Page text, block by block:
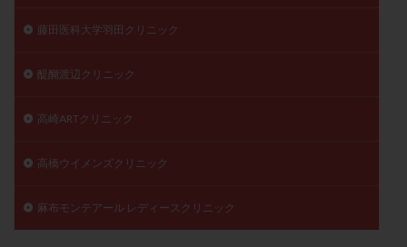
藤田医科大学羽田クリニック
醍醐渡辺クリニック
高崎ARTクリニック
高橋ウイメンズクリニック
麻布モンテアール レディースクリニック